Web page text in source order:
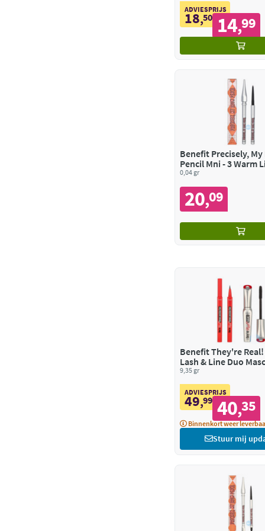
ADVIESPRIJS
18,50 14,99
Benefit Precisely,
Pencil Mni - 3 Warm
Brown
0,04 gr
20,09
Benefit They're
Lash & Line Duo
9,35 gr
ADVIESPRIJS
49,99 40,35
Binnenkort weer
Stuur mij